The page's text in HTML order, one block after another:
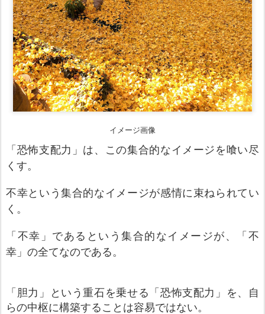
イメージ画像
「恐怖支配力」 は 、この集合的なイメージ を喰い尽
くす。
不幸という集合的なイメージが感情に束ねられてい
く。
「不幸」であるという集合的なイメージが、「不
幸」の全てなのである。
「胆力」という重石を乗せる「恐怖支配力」を、自
らの中枢に構築することは容易ではない。